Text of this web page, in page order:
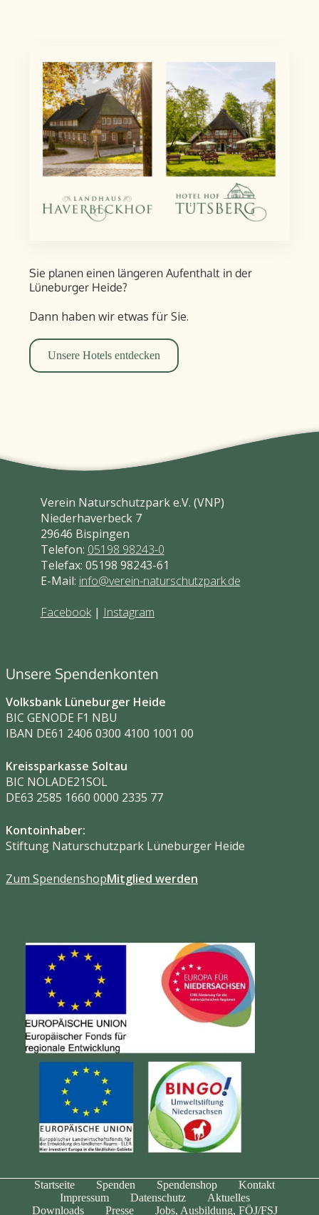
Sie planen einen längeren Aufent­halt in der
Lüneburger Heide?
Dann haben wir etwas für Sie.
Unsere Hotels entdecken
Verein Naturschutzpark e.V. (VNP)
Niederhaverbeck 7
29646 Bispingen
Telefon: 05198 98243-0
Telefax: 05198 98243-61
E-Mail: info@verein-naturschutzpark.de
Facebook| Instagram
Unsere Spendenkonten
Volksbank Lüneburger Heide
BIC GENODE F1 NBU
IBAN DE61 2406 0300 4100 1001 00
Kreissparkasse Soltau
BIC NOLADE21SOL
DE63 2585 1660 0000 2335 77
Kontoinhaber:
Stiftung Naturschutzpark Lüneburger Heide
Zum SpendenshopMitglied werden
Startseite Spenden Spendenshop
Kontakt
Impressum
Datenschutz
Aktuelles
Downloads
Presse Jobs, Ausbildung, FÖJ/FSJ